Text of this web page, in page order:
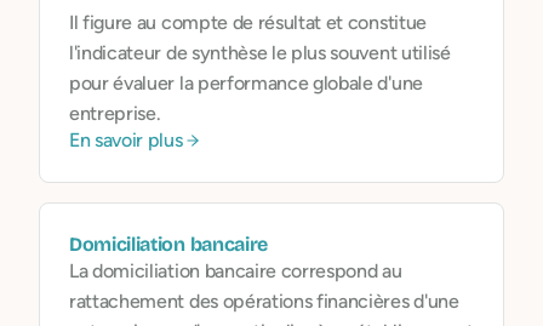
Il figure au compte de résultat et constitue
l'indicateur de synthèse le plus souvent utilisé
pour évaluer la performance globale d'une
entreprise.
En savoir plus
Domiciliation bancaire
La domiciliation bancaire correspond au
rattachement des opérations financières d'une